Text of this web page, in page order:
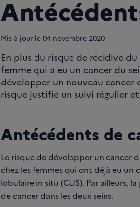
Mis à jour le 04novembre 2020
En plus du risque de récidive
femme qui a eu un cancer du
développer un nouveau cancer
risque justifie un suivi régulier
Antécédents de
Le risque de développer un cancer
chez les femmes qui ont déjà eu un
lobulaire in situ (CLIS). Par ailleurs,
de cancer dans les deux seins.